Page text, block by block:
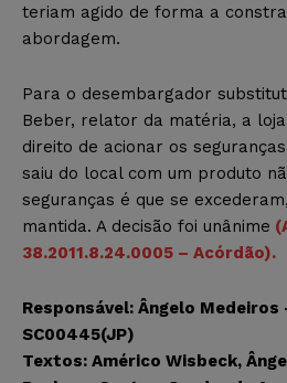
teriam agido de forma a
abordagem.
Para o desembargador
Beber, relator da matéria, a
direito de acionar os
saiu do local com um produto
seguranças é que se
mantida. A decisão foi unânime
38.2011.8.24.0005 – Acórdão).
Responsável: Ângelo Medeiros
SC00445(JP)
Textos: Américo Wisbeck,